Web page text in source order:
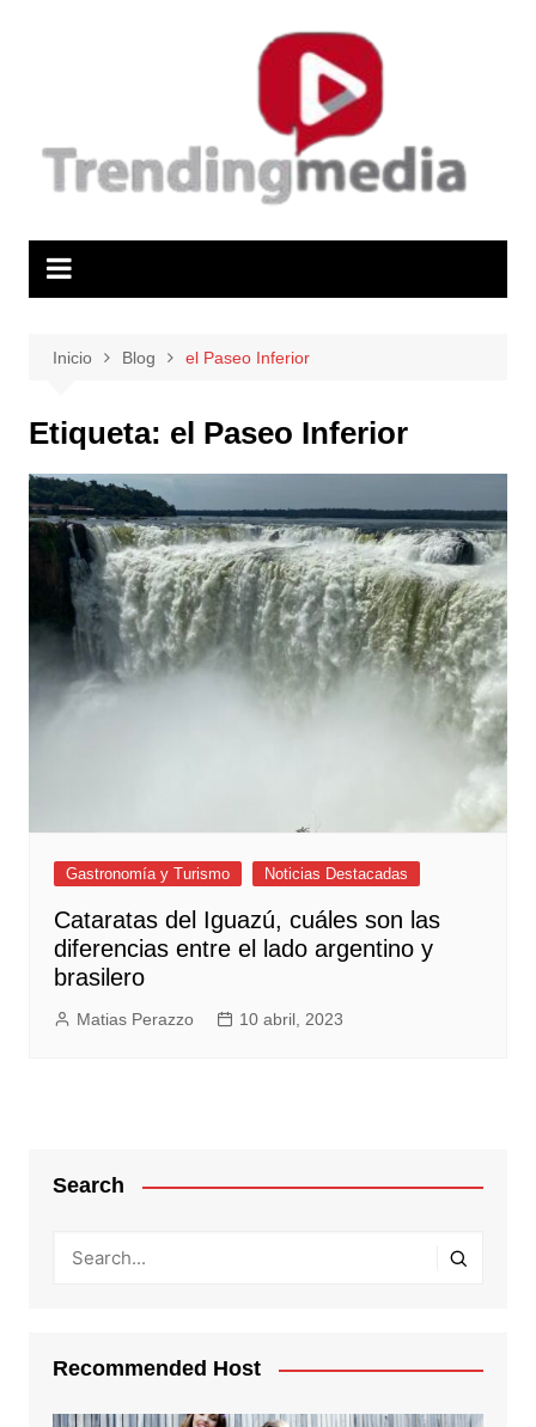
Inicio Blog el Paseo Inferior
Etiqueta: el Paseo Inferior
Gastronomía y Turismo Noticias Destacadas
Cataratas del Iguazú, cuáles son las
diferencias entre el lado argentino y
brasilero
Matias Perazzo 10 abril, 2023
Search
Recommended Host